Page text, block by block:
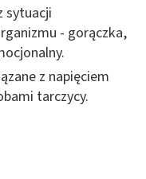
sytuacji
- gorączka,
z napięciem
tarczycy.
treści
lub